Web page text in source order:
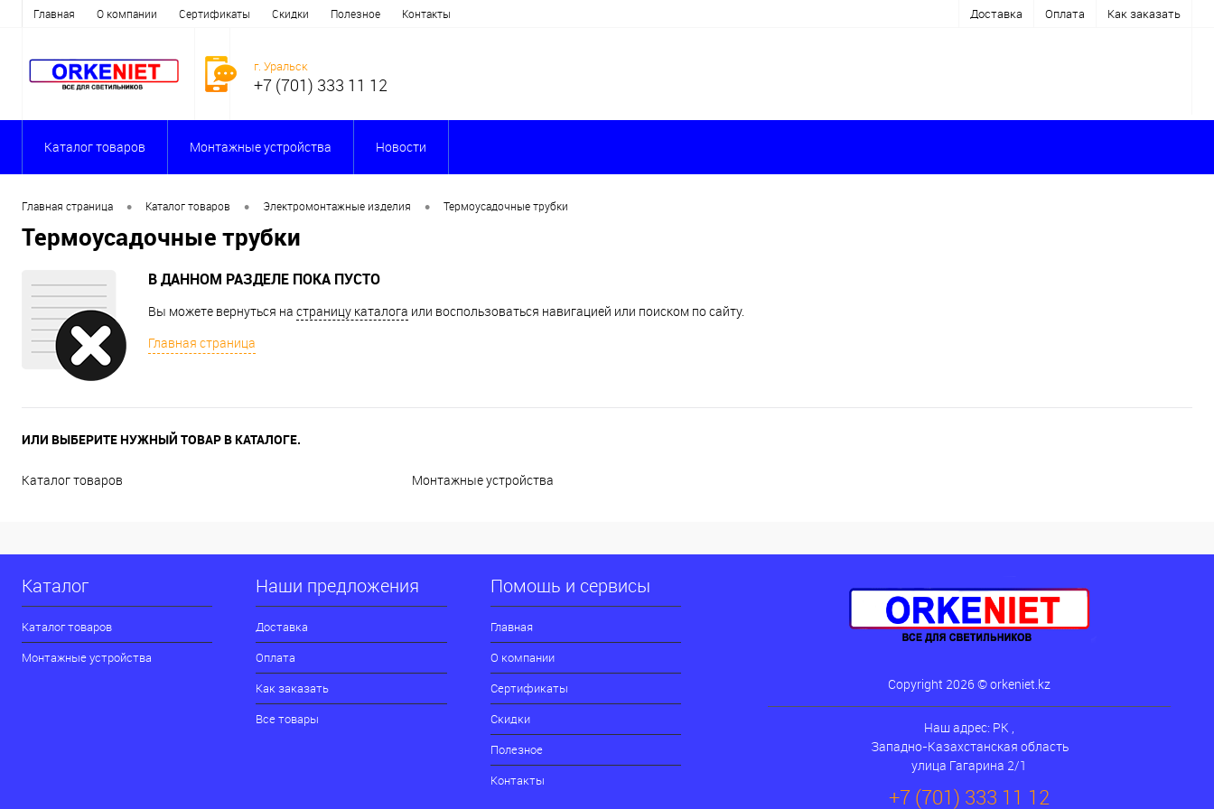
Главная О компании Сертификаты Скидки Полезное Контакты Доставка Оплата Как заказать
г. Уральск
+7 (701) 333 11 12
Каталог товаров Монтажные устройства Новости
Главная страница • Каталог товаров • Электромонтажные изделия • Термоусадочные трубки
Термоусадочные трубки
В ДАННОМ РАЗДЕЛЕ ПОКА ПУСТО
Вы можете вернуться на страницу каталога или воспользоваться навигацией или поиском по сайту.
Главная страница
ИЛИ ВЫБЕРИТЕ НУЖНЫЙ ТОВАР В КАТАЛОГЕ.
Каталог товаров Монтажные устройства
Каталог
Каталог товаров
Монтажные устройства
Наши предложения
Доставка
Оплата
Как заказать
Все товары
Помощь и сервисы
Главная
О компании
Сертификаты
Скидки
Полезное
Контакты
Copyright 2026 © orkeniet.kz
Наш адрес: РК ,
Западно-Казахстанская область
улица Гагарина 2/1
+7 (701) 333 11 12